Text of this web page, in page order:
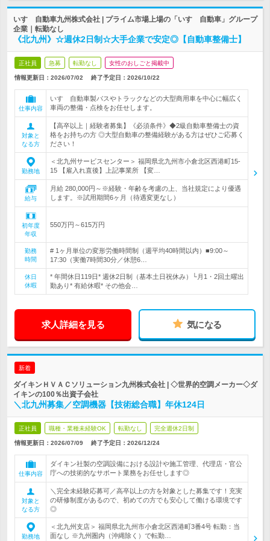
いすゞ自動車九州株式会社 | プライム市場上場の「いすゞ自動車」グループ
企業｜転勤なし
《北九州》☆週休2日制☆大手企業で安定◎【自動車整備士】
正社員 急募 転勤なし 女性のおしごと掲載中
情報更新日：2026/07/02 終了予定日： 2026/10/22
仕事内容
いすゞ自動車製バスやトラックなどの大型商用車を中心に幅広く
車両の整備・点検をお任せします。
対象と
なる方
【高卒以上｜経験者募集】《必須条件》◆2級自動車整備士の資
格をお持ちの方 ◎大型自動車の整備経験がある方はぜひご応募く
ださい！
勤務地
＜北九州サービスセンター＞ 福岡県北九州市小倉北区西港町15-
15 【雇入れ直後】上記事業所 【変…
給与
月給 280,000円～※経験・年齢を考慮の上、当社規定により優遇
します。※試用期間6ヶ月（待遇変更なし）
初年度
年収
550万円～615万円
勤務
時間
# 1ヶ月単位の変形労働時間制（週平均40時間以内）■9:00～
17:30（実働7時間30分／休憩6…
休日
休暇
* 年間休日119日* 週休2日制（基本土日祝休み）└月1・2回土曜出
勤あり* 有給休暇* その他会…
求人詳細を見る 気になる
新着
ダイキンＨＶＡＣソリューション九州株式会社 | ◇世界的空調メーカー◇ダ
イキンの100％出資子会社
＼北九州募集／空調機器【技術総合職】年休124日
正社員 職種・業種未経験OK 転勤なし 完全週休2日制
情報更新日：2026/07/09 終了予定日： 2026/12/24
仕事内容
ダイキン社製の空調設備における設計や施工管理、代理店・官公
庁への技術的なサポート業務をお任せします◎
対象と
なる方
＼完全未経験応募可／高卒以上の方を対象とした募集です！充実
の研修制度があるので、初めての方でも安心して働ける環境です
◎
勤務地
＜北九州支店＞ 福岡県北九州市小倉北区西港町3番4号 転勤：当
面なし ※九州圏内（沖縄除く）で転勤…